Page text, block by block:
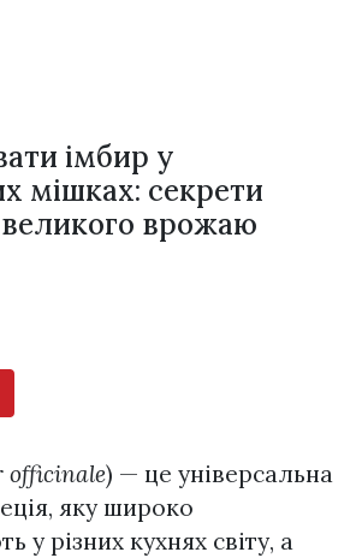
імбир у
мішках: секрети
врожаю
officinale) — це універсальна
яку широко
у різних кухнях світу, а